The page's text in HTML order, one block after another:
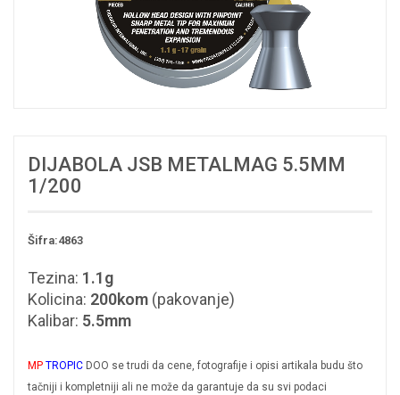
DIJABOLA JSB METALMAG 5.5MM
1/200
Šifra:4863
Tezina: 1.1g
Kolicina: 200kom (pakovanje)
Kalibar: 5.5mm
MP TROPIC DOO se trudi da cene, fotografije i opisi artikala budu što
tačniji i kompletniji ali ne može da garantuje da su svi podaci